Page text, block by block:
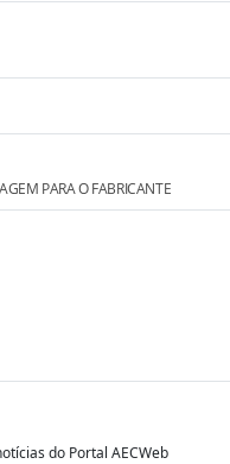
PARA O FABRICANTE
do Portal AECWeb